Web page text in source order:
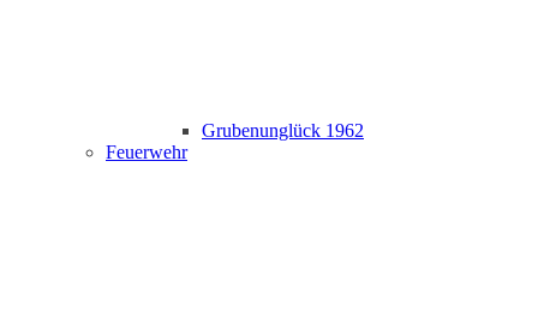
Grubenunglück 1962
Feuerwehr